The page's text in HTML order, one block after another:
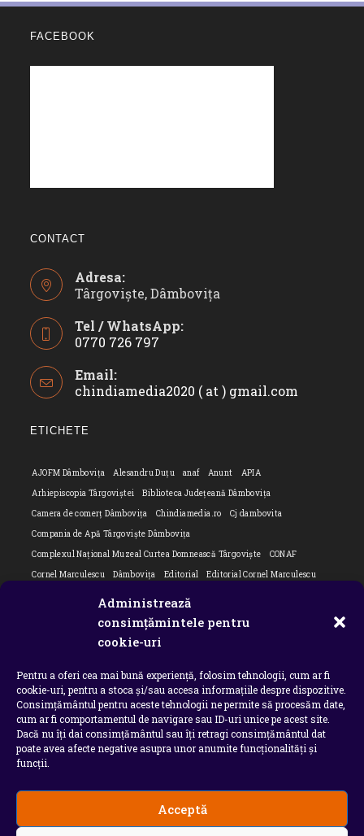
Administrează
consimțămintele pentru
cookie-uri
Pentru a oferi cea mai bună experiență, folosim tehnologii, cum ar fi
cookie-uri, pentru a stoca și/sau accesa informațiile despre dispozitive.
Consimțământul pentru aceste tehnologii ne permite să procesăm date,
cum ar fi comportamentul de navigare sau ID-uri unice pe acest site.
Dacă nu îți dai consimțământul sau îți retragi consimțământul dat
poate avea afecte negative asupra unor anumite funcționalități și
funcții.
Acceptă
FACEBOOK
CONTACT
Adresa:
Târgoviște, Dâmbovița
Tel / WhatsApp:
0770 726 797
in
your
Email:
chindiamedia2020 ( at ) gmail.com
ETICHETE
AJOFM Dâmbovița Alesandru Duțu anaf Anunt
APIA
Arhiepiscopia Târgoviștei
Biblioteca Județeană Dâmbovița
Camera de comerț Dâmbovița
Chindiamedia.ro
Cj dambovita
Compania de Apă Târgoviște Dâmbovița
Complexul Național Muzeal Curtea Domnească Târgoviște
CONAF
Cornel Marculescu
Dâmbovița Editorial
Editorial Cornel Marculescu
ipj dambovita
Isu dambovita Basarab I Dambovita
Ministerul Educației
ministerul sanatatii Nu-ți uita istoria
Oana Filip
Prefectura dambovita
Primaria Dragodana
Primaria Lucieni
primaria Răzvad
Primaria Ulmi primăria Târgoviște
PSD Dambovita
psiholog
Serial Situatia Covid 19 Dambovita
Situație Covid-19
Universitatea Valahia
Copyright 2026 - Chindia Media